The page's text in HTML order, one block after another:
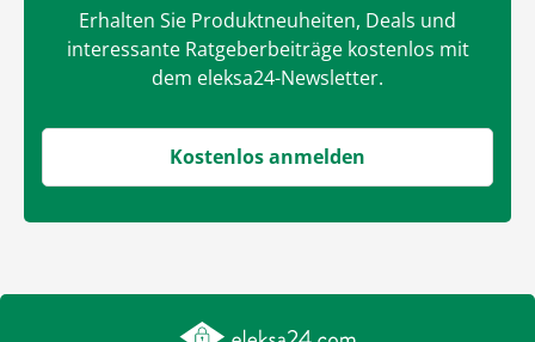
Erhalten Sie Produktneuheiten, Deals und
interessante Ratgeberbeiträge kostenlos mit
dem eleksa24-Newsletter.
Kostenlos anmelden